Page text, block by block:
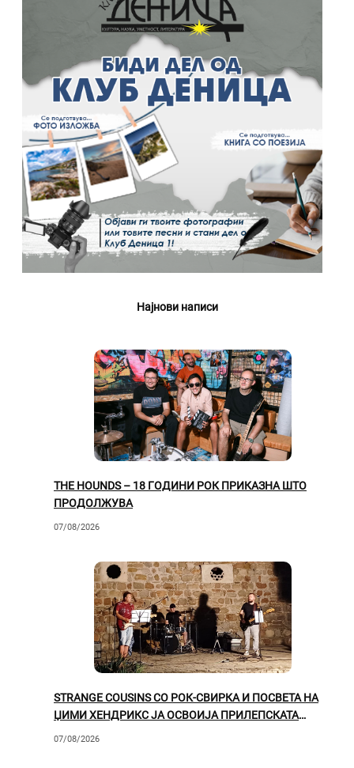
Најнови написи
THE HOUNDS – 18 ГОДИНИ РОК ПРИКАЗНА ШТО
ПРОДОЛЖУВА
07/08/2026
STRANGE COUSINS СО РОК-СВИРКА И ПОСВЕТА НА
ЏИМИ ХЕНДРИКС ЈА ОСВОИЈА ПРИЛЕПСКАТА
07/08/2026